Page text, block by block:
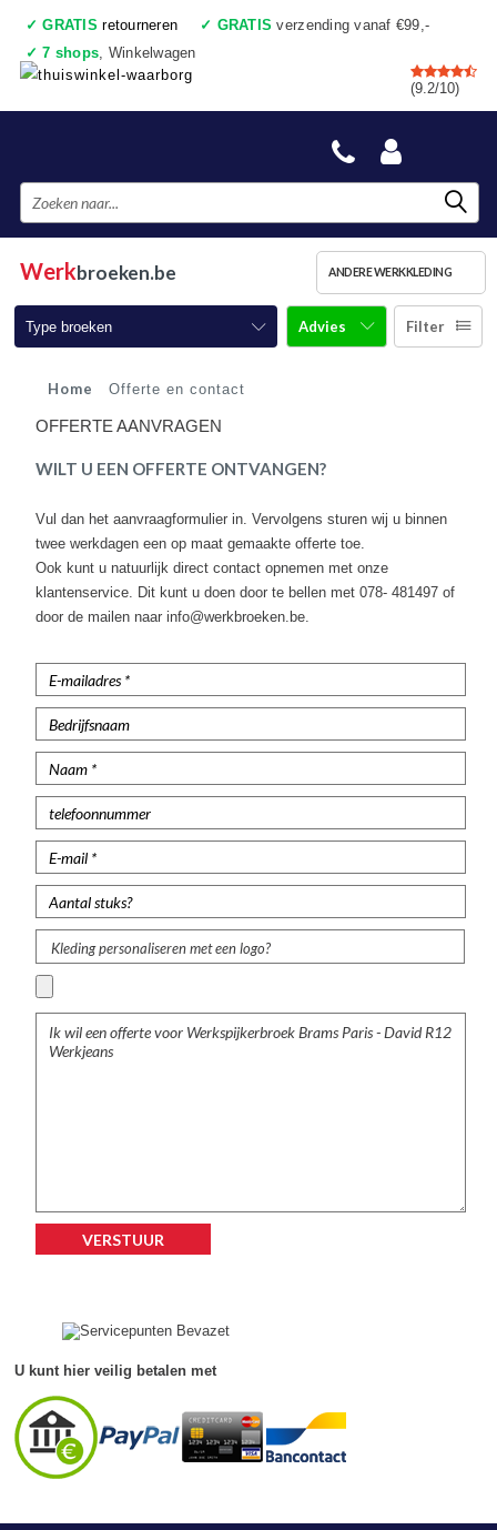
✓ GRATIS retourneren ✓ GRATIS verzending vanaf €99,-
✓ 7 shops, Winkelwagen
✓Voor 17:00 uur besteld, vandaag verzonden
✓Achteraf betalen ✓Ook een échte winkel
(9.2/10)
Werkbroeken.be ANDERE WERKKLEDING
Type broeken
Werkbroeken
Werkbroeken met kniestukken
Werkjeans
Korte Werkbroeken
Stretch Werkbroeken
Veiligheidsbroeken
Brandvertragende broeken
Dames Werkbroeken
Zaagbroeken
Regenbroeken
Onderbroeken
Kniebeschermers
Filter
Advies
Home Offerte en contact
OFFERTE AANVRAGEN
WILT U EEN OFFERTE ONTVANGEN?
Vul dan het aanvraagformulier in. Vervolgens sturen wij u binnen
twee werkdagen een op maat gemaakte offerte toe.
Ook kunt u natuurlijk direct contact opnemen met onze
klantenservice. Dit kunt u doen door te bellen met 078- 481497 of
door de mailen naar info@werkbroeken.be.
Kleding personaliseren met een logo?
U kunt hier veilig betalen met